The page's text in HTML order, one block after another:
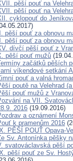
pěší pouť na
pěší pouť na
cyklopouť do
II. pěší pouť za obnovu
II. pěší pouť za obnovu
dívčí pěší pouť z
pěší pouť mužů
začátků pěších
víkendové setkání
pouť a valná
poutě na Velehrad
pouť mužů z
na VII.
2016 (19.09.2016)
a oznámení
k pramenům 2016
PĚŠÍ POUŤ Opava-
Sv. Antonínka pěšky
svatováclavská pěší
pěší pouť ze Sv.